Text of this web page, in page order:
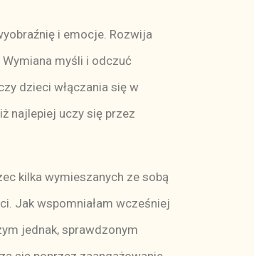
i emocje. Rozwija
myśli i odczuć
dzieci włączania się w
najlepiej uczy się przez
kilka wymieszanych ze sobą
Jak wspomniałam wcześniej
jednak, sprawdzonym